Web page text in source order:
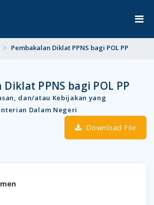
Pembakalan Diklat PPNS bagi POL PP
PPNS bagi POL PP
dan/atau Kebijakan yang
Dalam Negeri
Download File